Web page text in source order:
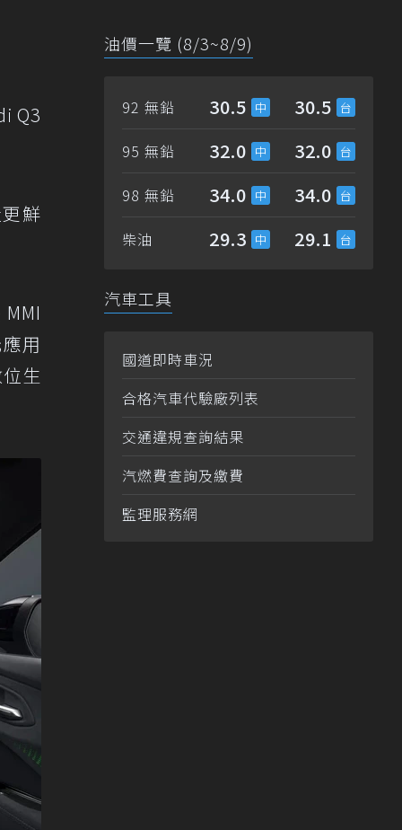
Q3
鮮
用
生
油價一覽 (8/3~8/9)
92 無鉛 30.5 30.5
95 無鉛 32.0 32.0
98 無鉛 34.0 34.0
柴油 29.3 29.1
汽車工具
國道即時車況
合格汽車代驗廠列表
交通違規查詢結果
汽燃費查詢及繳費
監理服務網